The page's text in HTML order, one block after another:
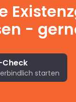
-
starten